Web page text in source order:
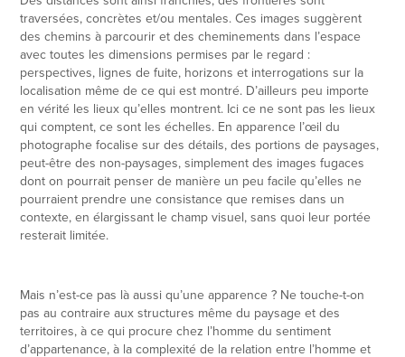
traversées, concrètes et/ou mentales. Ces images suggèrent
des chemins à parcourir et des cheminements dans l’espace
avec toutes les dimensions permises par le regard :
perspectives, lignes de fuite, horizons et interrogations sur la
localisation même de ce qui est montré. D’ailleurs peu importe
en vérité les lieux qu’elles montrent. Ici ce ne sont pas les lieux
qui comptent, ce sont les échelles. En apparence l’œil du
photographe focalise sur des détails, des portions de paysages,
peut-être des non-paysages, simplement des images fugaces
dont on pourrait penser de manière un peu facile qu’elles ne
pourraient prendre une consistance que remises dans un
contexte, en élargissant le champ visuel, sans quoi leur portée
resterait limitée.
Mais n’est-ce pas là aussi qu’une apparence ? Ne touche-t-on
pas au contraire aux structures même du paysage et des
territoires, à ce qui procure chez l’homme du sentiment
d’appartenance, à la complexité de la relation entre l’homme et